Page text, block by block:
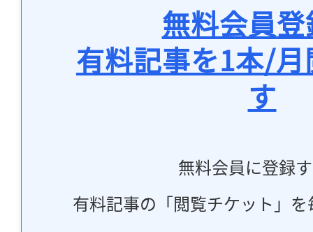
無料会員
有料記事を1本/
す
無料会員に登録
有料記事の「閲覧チケット」